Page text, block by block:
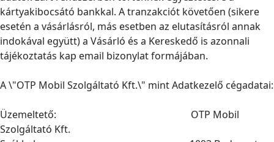
kártyakibocsátó bankkal. A tranzakciót követően (sikere
esetén a vásárlásról, más esetben az elutasításról annak
indokával együtt) a Vásárló és a Kereskedő is azonnali
tájékoztatás kap email bizonylat formájában.
A \"OTP Mobil Szolgáltató Kft.\" mint Adatkezelő cégadatai:
Üzemeltető: OTP Mobil
Szolgáltató Kft.